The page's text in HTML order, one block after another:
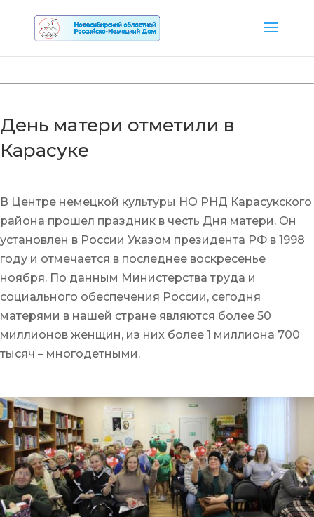
День матери отметили в
Карасуке
В Центре немецкой культуры НО РНД Карасукского
района прошел праздник в честь Дня матери. Он
установлен в России Указом президента РФ в 1998
году и отмечается в последнее воскресенье
ноября. По данным Министерства труда и
социального обеспечения России, сегодня
матерями в нашей стране являются более 50
миллионов женщин, из них более 1 миллиона 700
тысяч – многодетными.